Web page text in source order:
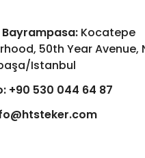
Kocatepe
50th Year Avenue,
Istanbul
+90 530 044 64 87